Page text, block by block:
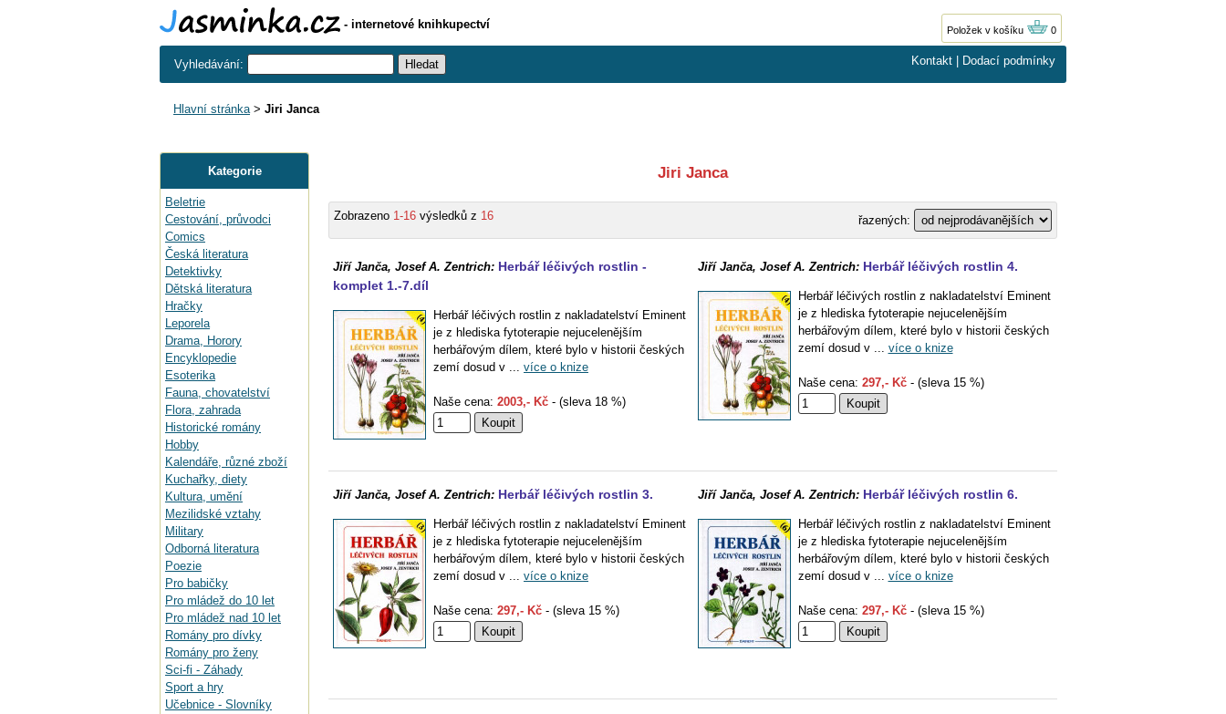
- internetové knihkupectví Položek v košíku 0
Vyhledávání: Kontakt Dodací podmínky
Hlavní stránka> Jiri Janca
Kategorie
Beletrie
Cestování, průvodci
Comics
Česká literatura
Detektivky
Dětská literatura
Hračky
Leporela
Drama, Horory
Encyklopedie
Esoterika
Fauna, chovatelství
Flora, zahrada
Historické romány
Hobby
Kalendáře, různé zboží
Kuchařky, diety
Kultura, umění
Mezilidské vztahy
Military
Odborná literatura
Poezie
Pro babičky
Pro mládež do 10 let
Pro mládež nad 10 let
Romány pro dívky
Romány pro ženy
Sci-fi - Záhady
Sport a hry
Učebnice - Slovníky
Jiri Janca
Zobrazeno 1-16 výsledků z 16 řazených:
Jiří Janča, Josef A. Zentrich: Herbář léčivých rostlin -
komplet 1.-7.díl
Herbář léčivých rostlin z nakladatelství Eminent
je z hlediska fytoterapie nejucelenějším
herbářovým dílem, které bylo v historii českých
zemí dosud v ... více o knize
Naše cena: 2003,- Kč - (sleva 18 %)
Jiří Janča, Josef A. Zentrich: Herbář léčivých rostlin 4.
Herbář léčivých rostlin z nakladatelství Eminent
je z hlediska fytoterapie nejucelenějším
herbářovým dílem, které bylo v historii českých
zemí dosud v ... více o knize
Naše cena: 297,- Kč- (sleva 15 %)
Jiří Janča, Josef A. Zentrich: Herbář léčivých rostlin 3.
Herbář léčivých rostlin z nakladatelství Eminent
je z hlediska fytoterapie nejucelenějším
herbářovým dílem, které bylo v historii českých
zemí dosud v ... více o knize
Naše cena: 297,- Kč - (sleva 15 %)
Jiří Janča, Josef A. Zentrich: Herbář léčivých rostlin 6.
Herbář léčivých rostlin z nakladatelství Eminent
je z hlediska fytoterapie nejucelenějším
herbářovým dílem, které bylo v historii českých
zemí dosud v ... více o knize
Naše cena: 297,- Kč- (sleva 15 %)